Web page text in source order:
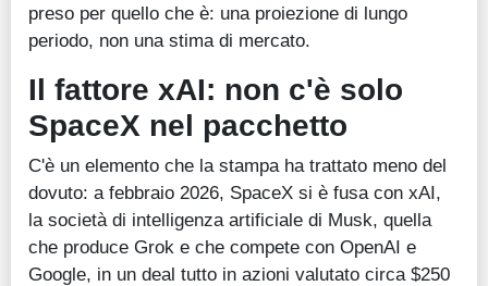
preso per quello che è: una proiezione di lungo
periodo, non una stima di mercato.
Il fattore xAI: non c'è solo
SpaceX nel pacchetto
C'è un elemento che la stampa ha trattato meno del
dovuto: a febbraio 2026, SpaceX si è fusa con xAI,
la società di intelligenza artificiale di Musk, quella
che produce Grok e che compete con OpenAI e
Google, in un deal tutto in azioni valutato circa $250